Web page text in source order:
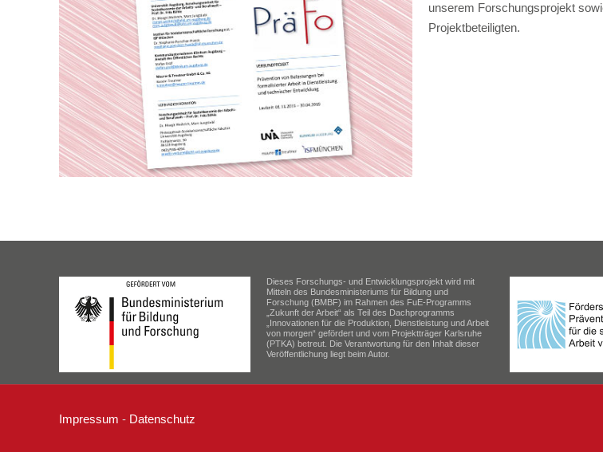
unserem Forschungsprojekt
Projektbeteiligten.
Dieses Forschungs- und Entwicklungsprojekt wird mit
Mitteln des Bundesministeriums für Bildung und
Forschung (BMBF) im Rahmen des FuE-Programms
„Zukunft der Arbeit“ als Teil des Dachprogramms
„Innovationen für die Produktion, Dienstleistung und Arbeit
von morgen“ gefördert und vom Projektträger Karlsruhe
(PTKA) betreut. Die Verantwortung für den Inhalt dieser
Veröffentlichung liegt beim Autor.
Impressum - Datenschutz